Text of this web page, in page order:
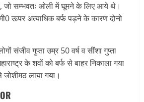
जो सम्भवतः ओली में घूमने के लिए आये थे।
ऊपर अत्याधिक बर्फ पड़ने के कारण दोनो
संजीव गुप्ता उम्र 50 वर्ष व सींशा गुप्ता
के शवों को बर्फ से बाहर निकाला गया
लाया गया।